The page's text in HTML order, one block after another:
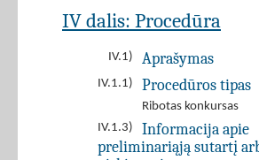
IV dalis: Procedūra
IV.1) Aprašymas
IV.1.1) Procedūros tipas
Ribotas konkursas
IV.1.3)
Informacija apie
preliminariąją sutartį